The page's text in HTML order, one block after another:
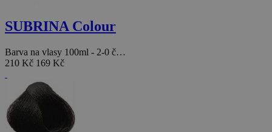
SUBRINA Colour
Barva na vlasy 100ml - 2-0 č…
210 Kč 169 Kč